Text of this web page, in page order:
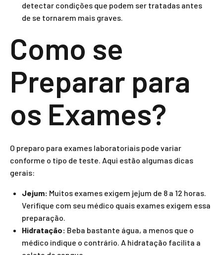
detectar condições que podem ser tratadas antes
de se tornarem mais graves.
Como se
Preparar para
os Exames?
O preparo para exames laboratoriais pode variar
conforme o tipo de teste. Aqui estão algumas dicas
gerais:
Jejum: Muitos exames exigem jejum de 8 a 12 horas.
Verifique com seu médico quais exames exigem essa
preparação.
Hidratação: Beba bastante água, a menos que o
médico indique o contrário. A hidratação facilita a